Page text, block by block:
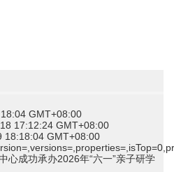
GMT+08:00
17:12:24 GMT+08:00
18:18:04 GMT+08:00
,versions=,properties=
成功承办2026年“六一”亲子研学